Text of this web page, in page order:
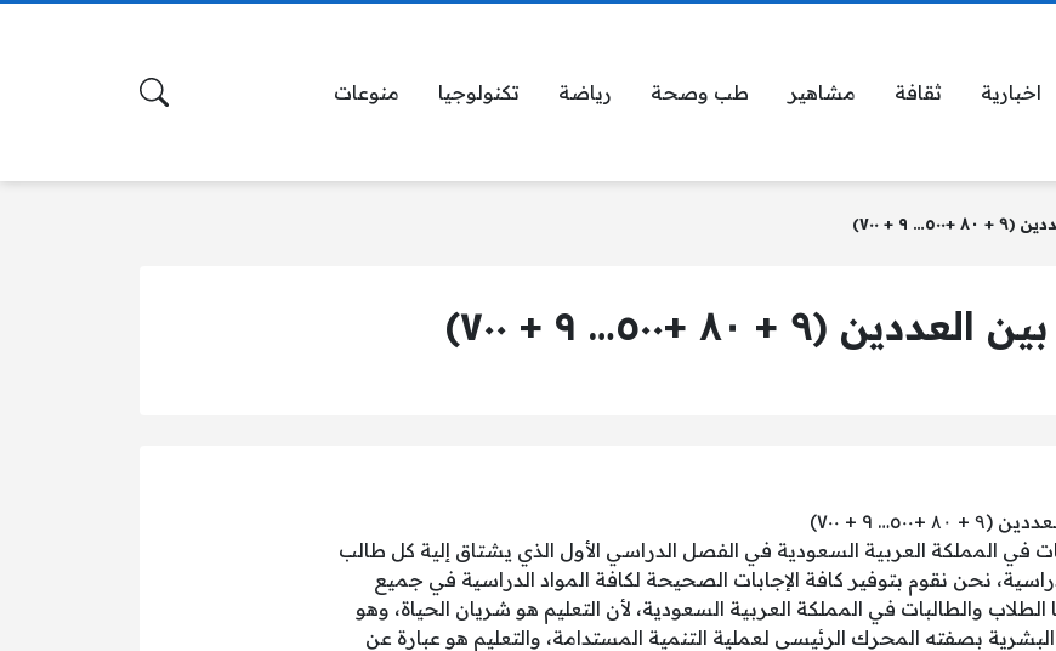
اخبارية ثقافة مشاهير طب وصحة رياضة تكنولوجيا منوعات
٩ + ٧٠٠)
+ ۸۰ +٥٠٠… ٩ + ٧٠٠)
٩ + ٧٠٠)
في المملكة العربية السعودية في الفصل الدراسي الأول الذي يشتاق إلية كل طالب
نحن نقوم بتوفير كافة الإجابات الصحيحة لكافة المواد الدراسية في جميع
الطلاب والطالبات في المملكة العربية السعودية، لأن التعليم هو شريان الحياة، وهو
بصفته المحرك الرئيسي لعملية التنمية المستدامة، والتعليم هو عبارة عن